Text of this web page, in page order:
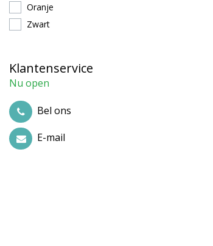
Oranje
Zwart
Klantenservice
Nu open
Bel ons
E-mail